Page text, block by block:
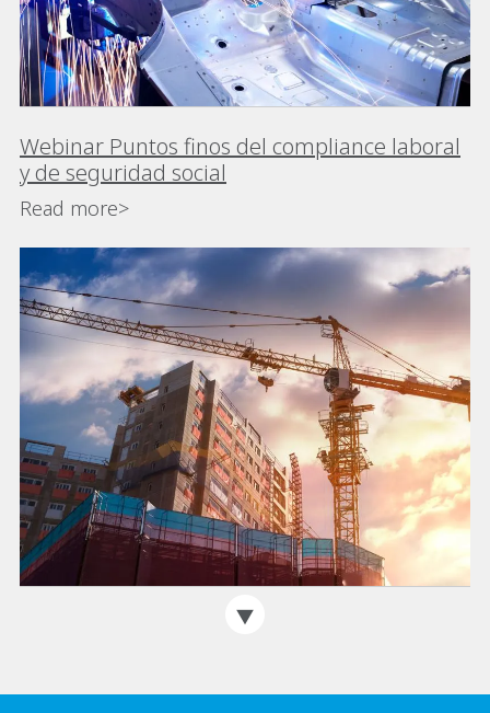
Webinar Puntos finos del compliance laboral
y de seguridad social
Read more>